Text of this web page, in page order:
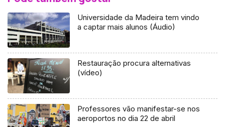
Universidade da Madeira tem vindo
a captar mais alunos (Áudio)
Restauração procura alternativas
(vídeo)
Professores vão manifestar-se nos
aeroportos no dia 22 de abril